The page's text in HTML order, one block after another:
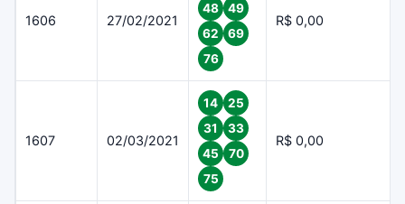
1606 27/02/2021
48
49
62
69
76
R$ 0,00
1607 02/03/2021
14
25
31
33
45
70
75
R$ 0,00